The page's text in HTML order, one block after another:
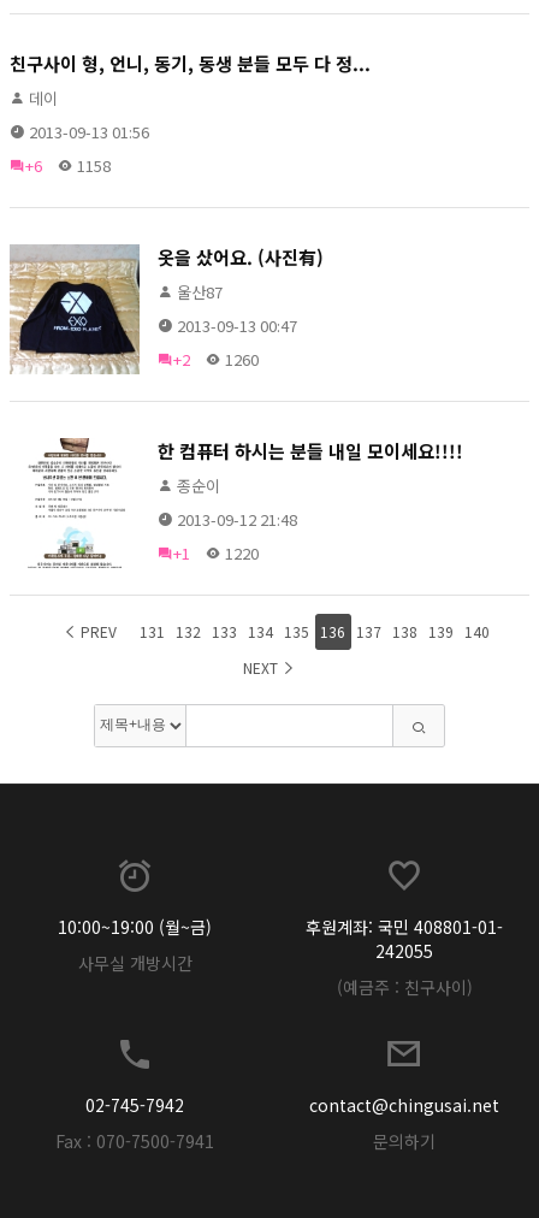
친구사이 형, 언니, 동기, 동생 분들 모두 다 정...
데이
2013-09-13 01:56
+6
1158
옷을 샀어요. (사진有)
울산87
2013-09-13 00:47
+2
1260
한 컴퓨터 하시는 분들 내일 모이세요!!!!
종순이
2013-09-12 21:48
+1
1220
PREV 131 132 133 134 135 136 137 138 139
140
NEXT
10:00~19:00 (월~금)
사무실 개방시간
후원계좌: 국민 408801-01-
242055
(예금주 : 친구사이)
02-745-7942
Fax : 070-7500-7941
contact@chingusai.net
문의하기